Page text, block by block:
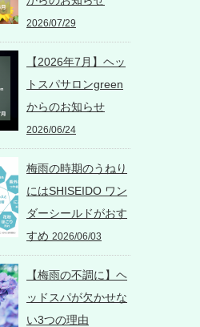
2026/07/29
【2026年7月】ヘッ
トスパサロンgreen
からのお知らせ
2026/06/24
梅雨の時期のうねり
にはSHISEIDO ワン
ダーシールドがおす
すめ 2026/06/03
【梅雨の不調に】ヘ
ッドスパが欠かせな
い3つの理由